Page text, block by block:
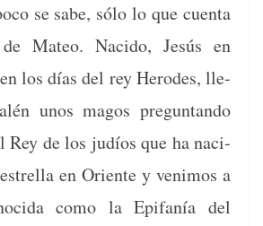
se sabe, sólo lo que cuen­ta
Mateo. Naci­do, Jesús en
los días del rey Herodes, lle­
unos magos pre­gun­tan­do
Rey de los judíos que ha naci­
en Ori­ente y ven­i­mos a
como la Epi­fanía del